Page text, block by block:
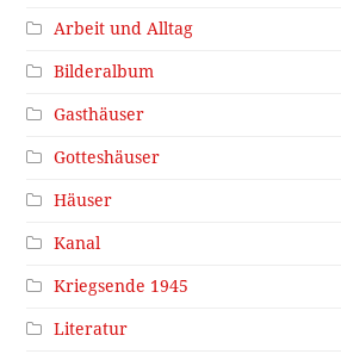
Arbeit und Alltag
Bilderalbum
Gasthäuser
Gotteshäuser
Häuser
Kanal
Kriegsende 1945
Literatur